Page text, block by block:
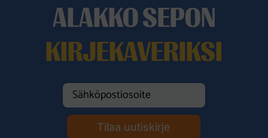
ALAKKO SEPON
KIRJEKAVERIKSI
Tilaa uutiskirje